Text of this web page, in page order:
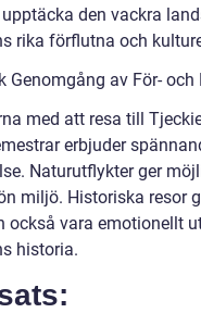
den vackra
rika förflutna och
Genomgång av För-
med att resa till
erbjuder
Naturutflykter ger
miljö. Historiska resor
också vara emotionellt
historia.